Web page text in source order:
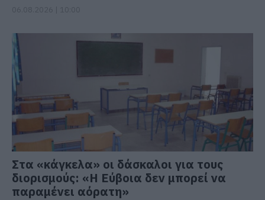
Στα «κάγκελα» οι δάσκαλοι για τους
διορισμούς: «Η Εύβοια δεν μπορεί να
παραμένει αόρατη»